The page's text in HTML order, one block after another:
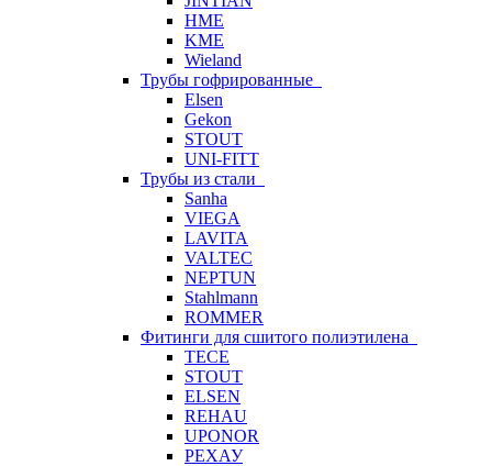
HME
KME
Wieland
Трубы гофрированные
Elsen
Gekon
STOUT
UNI-FITT
Трубы из стали
Sanha
VIEGA
LAVITA
VALTEC
NEPTUN
Stahlmann
ROMMER
Фитинги для сшитого полиэтилена
TECE
STOUT
ELSEN
REHAU
UPONOR
РЕХАУ